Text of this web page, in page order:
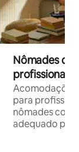
Nômades
profissionais
para
nômades com
adequado